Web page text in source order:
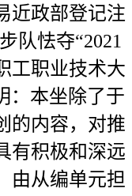
近政部登记注
队怯夺“2021
工职业技术大
：本坐除了于
的内容，对推
有积极和深远
由从编单元担